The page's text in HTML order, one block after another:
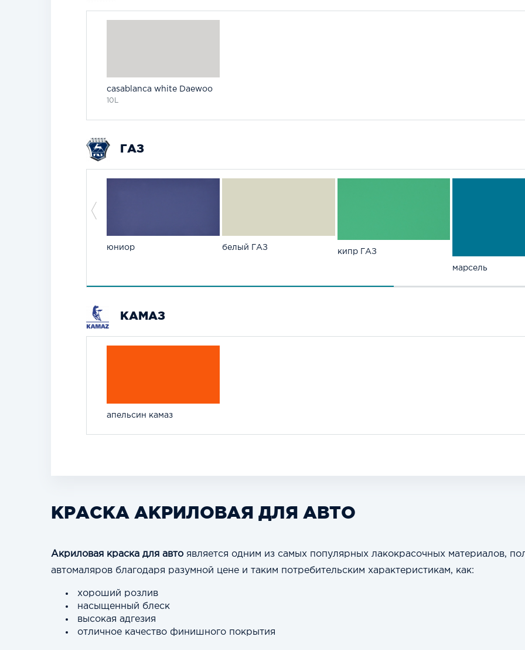
casablanca white Daewoo
10L
ГАЗ
юниор белый ГАЗ
кипр ГАЗ
марсель
КАМАЗ
апельсин камаз
КРАСКА АКРИЛОВАЯ ДЛЯ АВТО
Акриловая краска для авто является одним из самых популярных лакокрасочных материалов,
автомаляров благодаря разумной цене и таким потребительским характеристикам, как:
хороший розлив
насыщенный блеск
высокая адгезия
отличное качество финишного покрытия